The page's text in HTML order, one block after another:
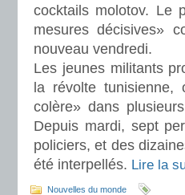
cocktails molotov. Le
mesures décisives»
nouveau vendredi.
Les jeunes militants
la révolte
colère» dans
Depuis mardi, sept
policiers, et des
été interpellés. Lire la
Nouvelles du monde